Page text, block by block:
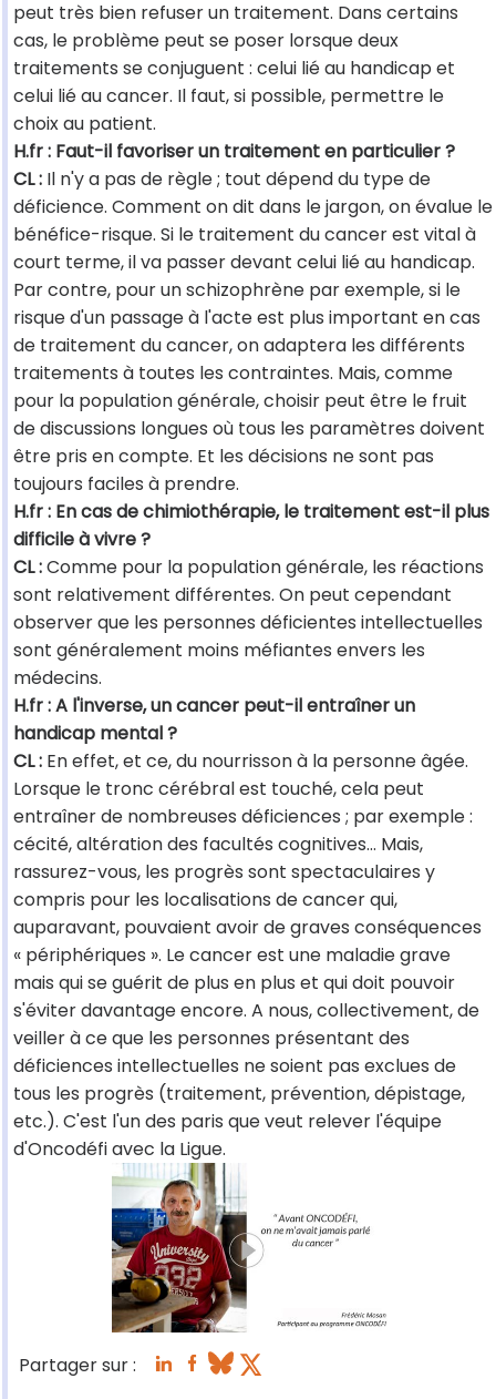
peut très bien refuser un traitement. Dans certains
cas, le problème peut se poser lorsque deux
traitements se conjuguent : celui lié au handicap et
celui lié au cancer. Il faut, si possible, permettre le
choix au patient.
H.fr : Faut-il favoriser un traitement en particulier ?
CL : Il n'y a pas de règle ; tout dépend du type de
déficience. Comment on dit dans le jargon, on évalue le
bénéfice-risque. Si le traitement du cancer est vital à
court terme, il va passer devant celui lié au handicap.
Par contre, pour un schizophrène par exemple, si le
risque d'un passage à l'acte est plus important en cas
de traitement du cancer, on adaptera les différents
traitements à toutes les contraintes. Mais, comme
pour la population générale, choisir peut être le fruit
de discussions longues où tous les paramètres doivent
être pris en compte. Et les décisions ne sont pas
toujours faciles à prendre.
H.fr : En cas de chimiothérapie, le traitement est-il plus
difficile à vivre ?
CL :Comme pour la population générale, les réactions
sont relativement différentes. On peut cependant
observer que les personnes déficientes intellectuelles
sont généralement moins méfiantes envers les
médecins.
H.fr : A l'inverse, un cancer peut-il entraîner un
handicap mental ?
CL : En effet, et ce, du nourrisson à la personne âgée.
Lorsque le tronc cérébral est touché, cela peut
entraîner de nombreuses déficiences ; par exemple :
cécité, altération des facultés cognitives… Mais,
rassurez-vous, les progrès sont spectaculaires y
compris pour les localisations de cancer qui,
auparavant, pouvaient avoir de graves conséquences
« périphériques ». Le cancer est une maladie grave
mais qui se guérit de plus en plus et qui doit pouvoir
s'éviter davantage encore. A nous, collectivement, de
veiller à ce que les personnes présentant des
déficiences intellectuelles ne soient pas exclues de
tous les progrès (traitement, prévention, dépistage,
etc.). C'est l'un des paris que veut relever l'équipe
d'Oncodéfi avec la Ligue.
Partager sur :